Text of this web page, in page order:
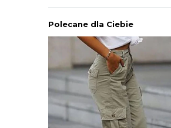
Polecane dla Ciebie